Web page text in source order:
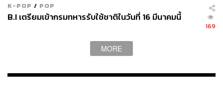
อ้างอิง:
https://www.facebook.com/photo?fbid=10345016355
12689&set=a.562123419417182
https://www.rapisnow.com
K-POP / POP
B.I เตรียมเข้ากรมทหารรับใช้ชาติในวันที่ 16 มีนาคมนี้
169
MORE